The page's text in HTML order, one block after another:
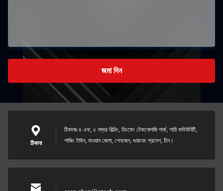
জমা দিন
ঠিকানা
ঠিকানাঃ ৪ এফ, ৫ নম্বর বিল্ডিং, ডিংফেং টেকনোলজি পার্ক, শায়ি কমিউনিটি,
শাজিং টাউন, বাওয়ান জেলা, শেনজেন, গুয়াংডং প্রদেশ, চীন।